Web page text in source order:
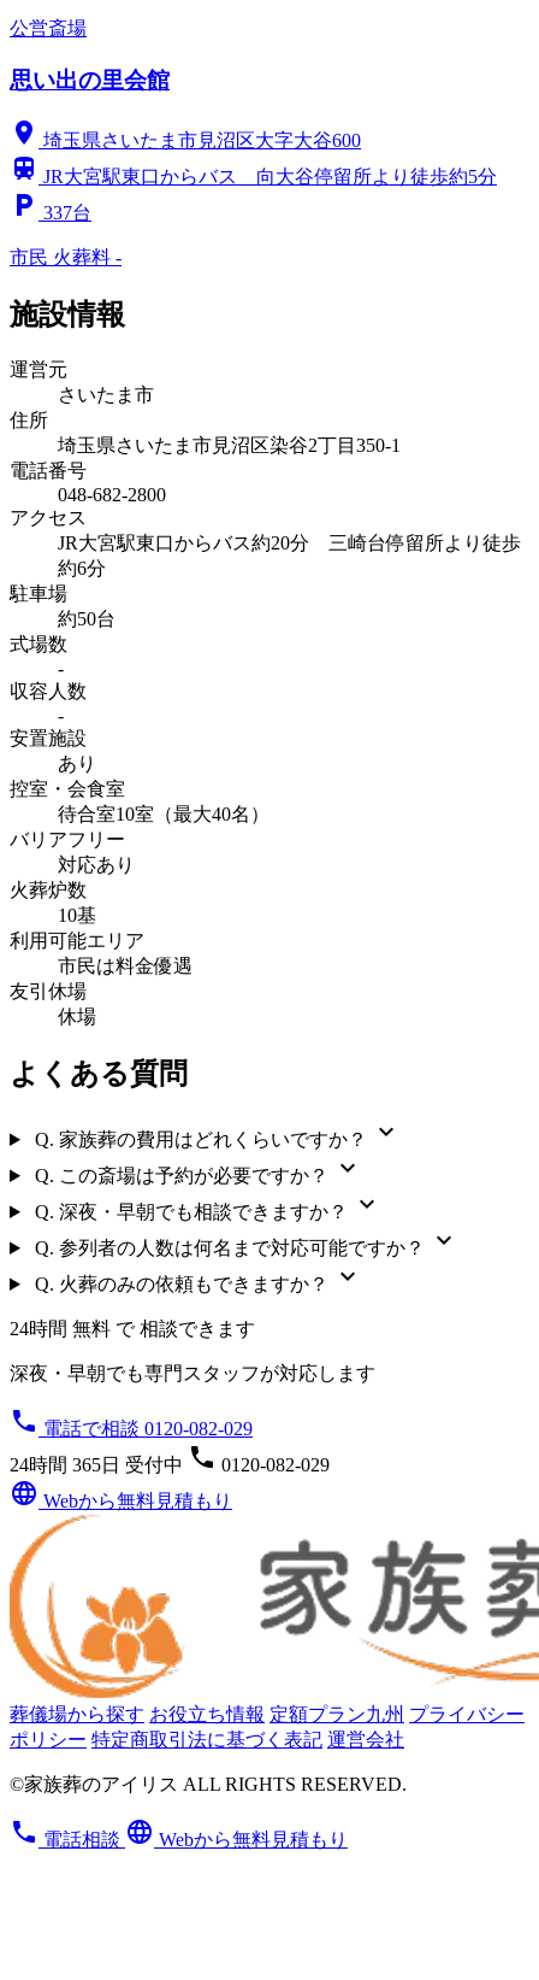
公営斎場
思い出の里会館
location_on 埼玉県さいたま市見沼区大字大谷600
train JR大宮駅東口からバス 向大谷停留所より徒歩約5分
local_parking 337台
市民 火葬料 -
施設情報
運営元
さいたま市
住所
埼玉県さいたま市見沼区染谷2丁目350-1
電話番号
048-682-2800
アクセス
JR大宮駅東口からバス約20分 三崎台停留所より徒歩
約6分
駐車場
約50台
式場数
-
収容人数
-
安置施設
あり
控室・会食室
待合室10室（最大40名）
バリアフリー
対応あり
火葬炉数
10基
利用可能エリア
市民は料金優遇
友引休場
休場
よくある質問
Q. 家族葬の費用はどれくらいですか？ expand_more
Q. この斎場は予約が必要ですか？ expand_more
Q. 深夜・早朝でも相談できますか？ expand_more
Q. 参列者の人数は何名まで対応可能ですか？ expand_more
Q. 火葬のみの依頼もできますか？ expand_more
24時間 無料 で 相談できます
深夜・早朝でも専門スタッフが対応します
phone 電話で相談 0120-082-029
24時間 365日 受付中 phone 0120-082-029
language Webから無料見積もり
葬儀場から探す お役立ち情報 定額プラン九州 プライバシー
ポリシー 特定商取引法に基づく表記 運営会社
©家族葬のアイリス ALL RIGHTS RESERVED.
phone 電話相談 language Webから無料見積もり